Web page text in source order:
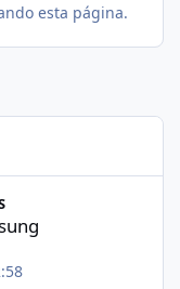
esta página.